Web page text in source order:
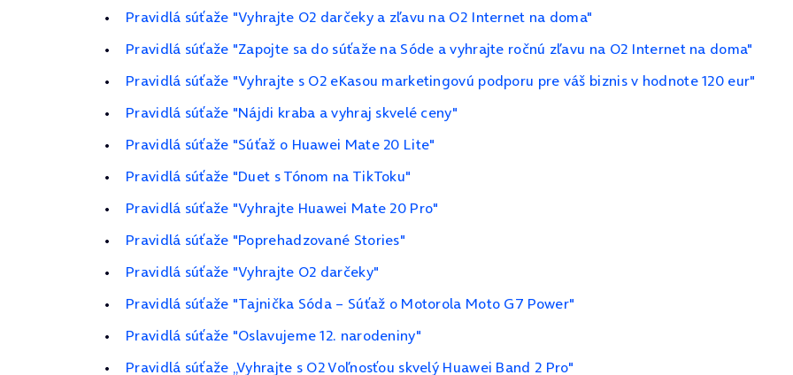
Pravidlá súťaže "Vyhrajte O2 darčeky a zľavu na O2 Internet na doma"
Pravidlá súťaže "Zapojte sa do súťaže na Sóde a vyhrajte ročnú zľavu na O2 Internet na doma"
Pravidlá súťaže "Vyhrajte s O2 eKasou marketingovú podporu pre váš biznis v hodnote 120 eur"
Pravidlá súťaže "Nájdi kraba a vyhraj skvelé ceny"
Pravidlá súťaže "Súťaž o Huawei Mate 20 Lite"
Pravidlá súťaže "Duet s Tónom na TikToku"
Pravidlá súťaže "Vyhrajte Huawei Mate 20 Pro"
Pravidlá súťaže "Poprehadzované Stories"
Pravidlá súťaže "Vyhrajte O2 darčeky"
Pravidlá súťaže "Tajnička Sóda – Súťaž o Motorola Moto G7 Power"
Pravidlá súťaže "Oslavujeme 12. narodeniny"
Pravidlá súťaže „Vyhrajte s O2 Voľnosťou skvelý Huawei Band 2 Pro"